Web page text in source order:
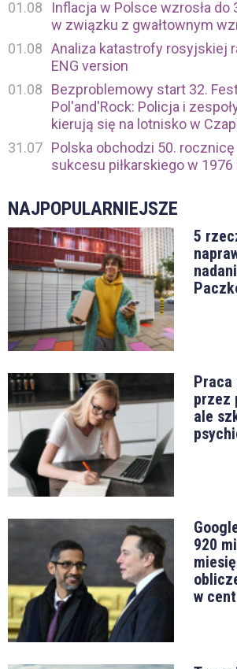
01.08
Inflacja w Polsce wzrosła do
w związku z gwałtownym
01.08 Analiza katastrofy rosyjskiej
ENG version
01.08
Bezproblemowy start 32.
Pol'and'Rock: Policja i
kierują się na lotnisko w
31.07 Polska obchodzi 50.
sukcesu piłkarskiego w 1976
NAJPOPULARNIEJSZE
5
Praca
przez
ale
920
w